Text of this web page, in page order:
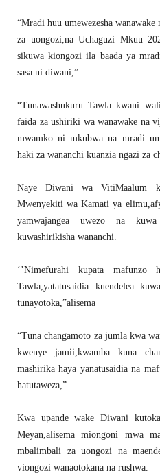
“Mradi huu umewezesha
za uongozi,na Uchaguzi Mkuu
sikuwa kiongozi ila baada ya
sasa ni diwani,”
“Tunawashukuru Tawla kwani
faida za ushiriki wa wanawake na
mwamko ni mkubwa na mradi
haki za wananchi kuanzia ngazi za
Naye Diwani wa VitiMaalum
Mwenyekiti wa Kamati ya
yamwajangea uwezo na
kuwashirikisha wananchi.
‘’Nimefurahi kupata mafunzo
Tawla,yatatusaidia kuendelea
tunayotoka,”alisema
“Tuna changamoto za jumla kwa
kwenye jamii,kwamba kuna
mashirika haya yanatusaidia na
hatutaweza,”
Kwa upande wake Diwani
Meyan,alisema miongoni mwa
mbalimbali za uongozi na
viongozi wanaotokana na rushwa.